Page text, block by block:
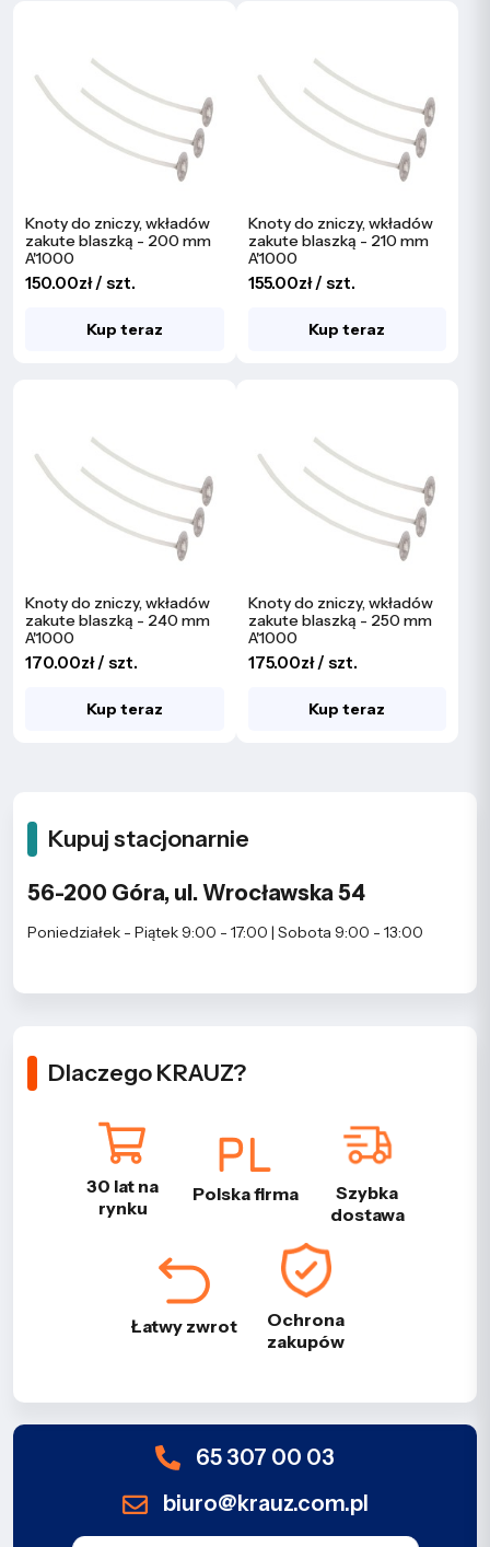
Knoty do zniczy, wkładów
zakute blaszką - 200 mm
A'1000
150.00zł / szt.
Kup teraz
Knoty do zniczy, wkładów
zakute blaszką - 210 mm
A'1000
155.00zł / szt.
Kup teraz
Knoty do zniczy, wkładów
zakute blaszką - 240 mm
A'1000
170.00zł / szt.
Kup teraz
Knoty do zniczy, wkładów
zakute blaszką - 250 mm
A'1000
175.00zł / szt.
Kup teraz
Kupuj stacjonarnie
56-200 Góra, ul. Wrocławska 54
Poniedziałek - Piątek 9:00 - 17:00 | Sobota 9:00 - 13:00
Dlaczego KRAUZ?
30 lat na
rynku
Polska firma
Szybka
dostawa
Łatwy zwrot
Ochrona
zakupów
65 307 00 03
biuro@krauz.com.pl